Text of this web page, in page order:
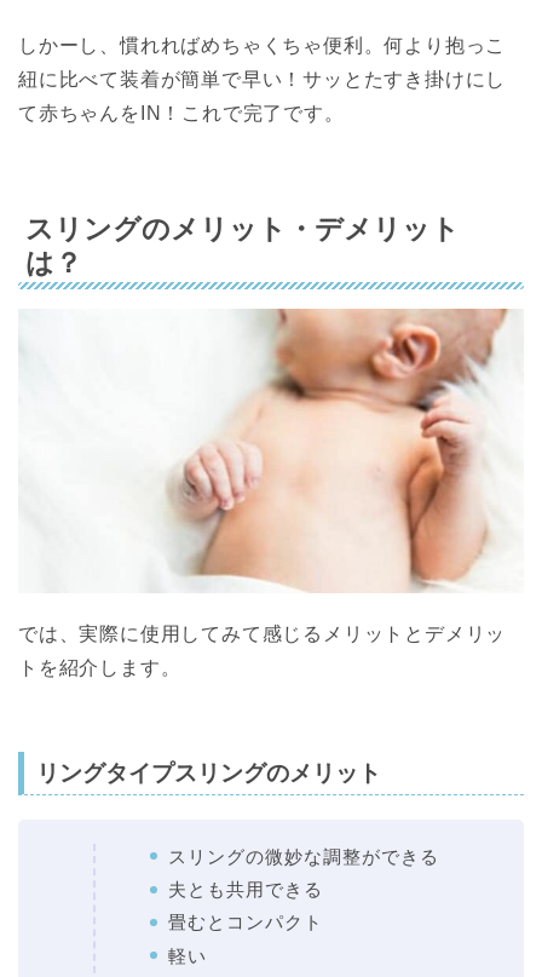
しかーし、慣れればめちゃくちゃ便利。何より抱っこ
紐に比べて装着が簡単で早い！サッとたすき掛けにし
て赤ちゃんをIN！これで完了です。
スリングのメリット・デメリット
は？
では、実際に使用してみて感じるメリットとデメリッ
トを紹介します。
リングタイプスリングのメリット
スリングの微妙な調整ができる
夫とも共用できる
畳むとコンパクト
軽い